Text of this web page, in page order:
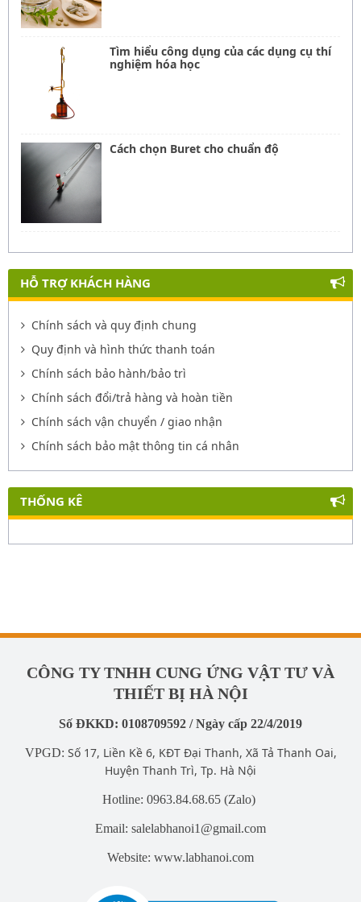
Tìm hiểu công dụng của các dụng cụ thí
nghiệm hóa học
Cách chọn Buret cho chuẩn độ
HỖ TRỢ KHÁCH HÀNG
Chính sách và quy định chung
Quy định và hình thức thanh toán
Chính sách bảo hành/bảo trì
Chính sách đổi/trả hàng và hoàn tiền
Chính sách vận chuyển / giao nhận
Chính sách bảo mật thông tin cá nhân
THỐNG KÊ
CÔNG TY TNHH CUNG ỨNG VẬT TƯ VÀ
THIẾT BỊ HÀ NỘI
Số ĐKKD: 0108709592 / Ngày cấp 22/4/2019
VPGD: Số 17, Liền Kề 6, KĐT Đại Thanh, Xã Tả Thanh Oai,
Huyện Thanh Trì, Tp. Hà Nội
Hotline: 0963.84.68.65 (Zalo)
Email: salelabhanoi1@gmail.com
Website: www.labhanoi.com